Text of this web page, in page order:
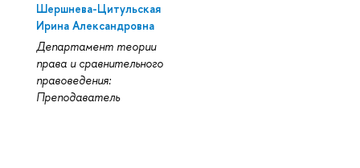
Шершнева-Цитульская
Ирина Александровна
Департамент теории
права и сравнительного
правоведения:
Преподаватель